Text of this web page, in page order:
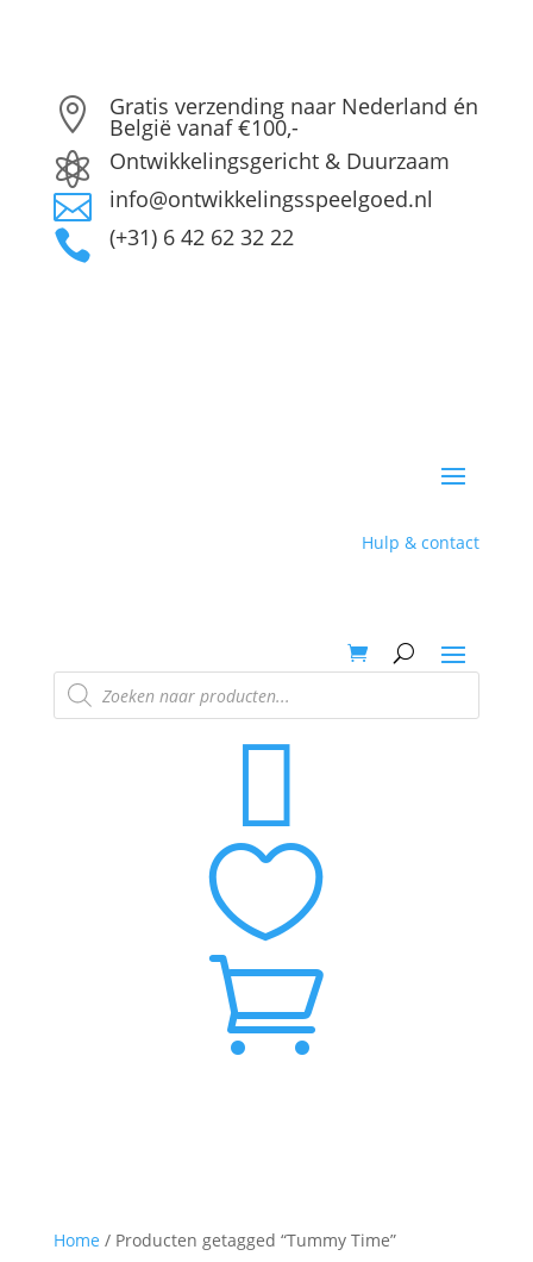
 Gratis verzending naar Nederland én
België vanaf €100,-
 Ontwikkelingsgericht & Duurzaam
 info@ontwikkelingsspeelgoed.nl
 (+31) 6 42 62 32 22
Hulp & contact
Producten
zoeken



Home / Producten getagged “Tummy Time”